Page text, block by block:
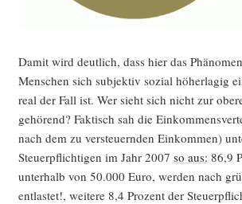
Damit wird deut­lich, dass hier das
Men­schen sich sub­jek­tiv sozi­al höher­la­gig
real der Fall ist. Wer sieht sich nicht zur
gehö­rend? Fak­tisch sah die
nach dem zu ver­steu­ern­den Ein­kom­men)
Steu­er­pflich­ti­gen im Jahr 2007 so aus: 86,9
unter­halb von 50.000 Euro, wer­den nach
ent­las­tet!, wei­te­re 8,4 Pro­zent der